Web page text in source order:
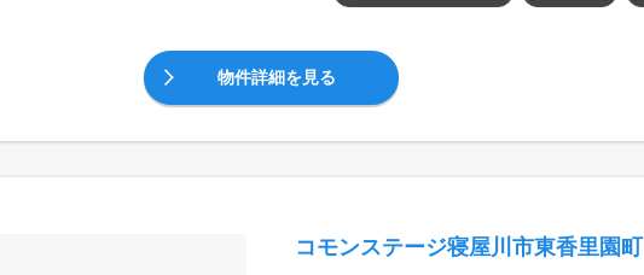
物件詳細を見る
コモンステージ寝屋川市東香里園町